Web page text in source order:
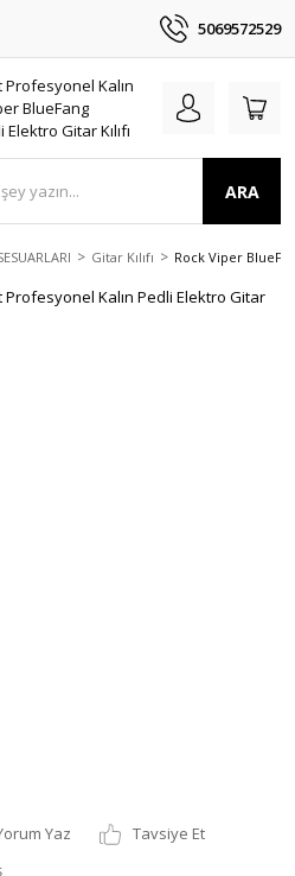
5069572529
ARA
Gitar Kılıfı Rock Viper
Yaz
Tavsiye Et